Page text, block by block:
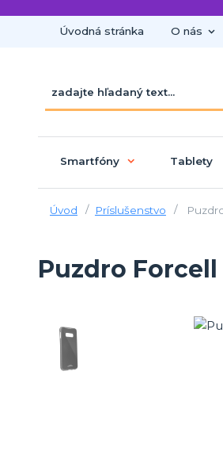
Úvodná stránka O nás
Smartfóny Tablety
Úvod Príslušenstvo
Puzdro Forcell